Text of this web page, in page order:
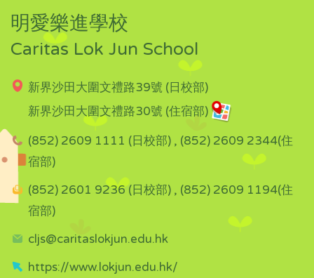
明愛樂進學校
Caritas Lok Jun School
新界沙田大圍文禮路39號 (日校部)
新界沙田大圍文禮路30號 (住宿部)
(852) 2609 1111 (日校部) , (852) 2609 2344(住
宿部)
(852) 2601 9236 (日校部) , (852) 2609 1194(住
宿部)
cljs@caritaslokjun.edu.hk
https://www.lokjun.edu.hk/